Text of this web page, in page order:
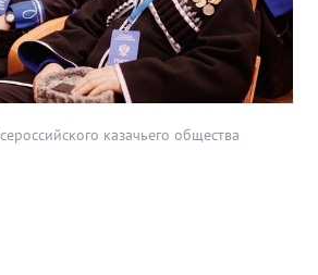
казачьего общества